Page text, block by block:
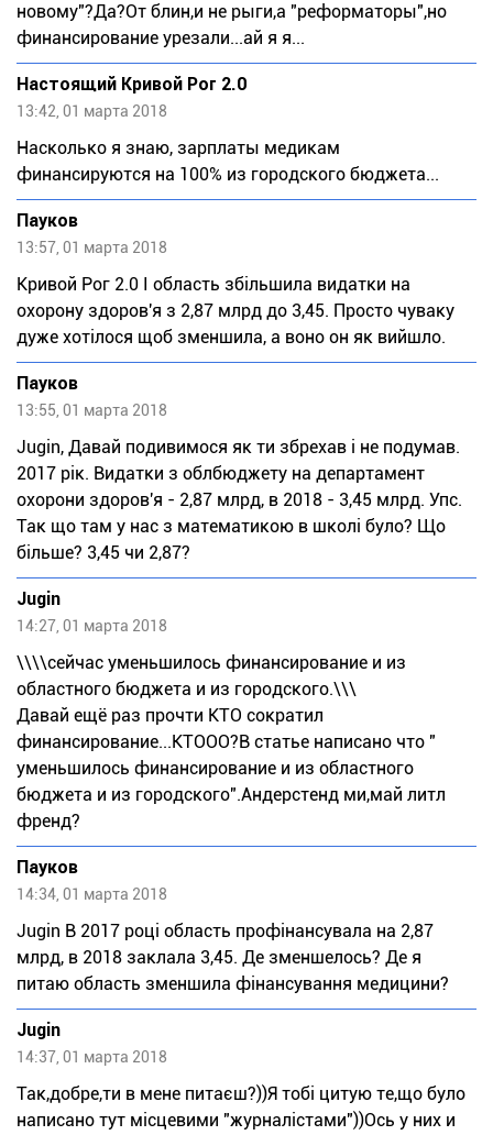
новому"?Да?От блин,и не рыги,а "реформаторы",но
финансирование урезали...ай я я...
Настоящий Кривой Рог 2.0
13:42, 01 марта 2018
Насколько я знаю, зарплаты медикам
финансируются на 100% из городского бюджета...
Пауков
13:57, 01 марта 2018
Кривой Рог 2.0 І область збільшила видатки на
охорону здоров'я з 2,87 млрд до 3,45. Просто чуваку
дуже хотілося щоб зменшила, а воно он як вийшло.
Пауков
13:55, 01 марта 2018
Jugin, Давай подивимося як ти збрехав і не подумав.
2017 рік. Видатки з облбюджету на департамент
охорони здоров'я - 2,87 млрд, в 2018 - 3,45 млрд. Упс.
Так що там у нас з математикою в школі було? Що
більше? 3,45 чи 2,87?
Jugin
14:27, 01 марта 2018
\\\\сейчас уменьшилось финансирование и из
областного бюджета и из городского.\\\
Давай ещё раз прочти КТО сократил
финансирование...КТООО?В статье написано что "
уменьшилось финансирование и из областного
бюджета и из городского".Андерстенд ми,май литл
френд?
Пауков
14:34, 01 марта 2018
Jugin В 2017 році область профінансувала на 2,87
млрд, в 2018 заклала 3,45. Де зменшелось? Де я
питаю область зменшила фінансування медицини?
Jugin
14:37, 01 марта 2018
Так,добре,ти в мене питаєш?))Я тобі цитую те,що було
написано тут місцевими "журналістами"))Ось у них и